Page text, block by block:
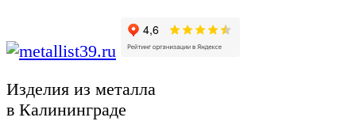
Изделия из металла
в Калининграде